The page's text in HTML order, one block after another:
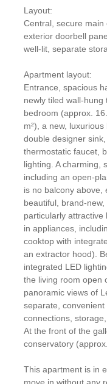
Layout:
Central, secure
exterior doorbell
well-lit, separate
Apartment layout:
Entrance, spacious
newly tiled wall-
bedroom (approx.
m²), a new,
double designer
thermostatic faucet,
lighting. A charming,
including an open-
is no balcony above,
beautiful, brand-
particularly attractive
in appliances,
cooktop with
an extractor hood).
integrated LED
the living room open
panoramic views of
separate,
connections,
At the front of the
conservatory (approx.
This apartment is in